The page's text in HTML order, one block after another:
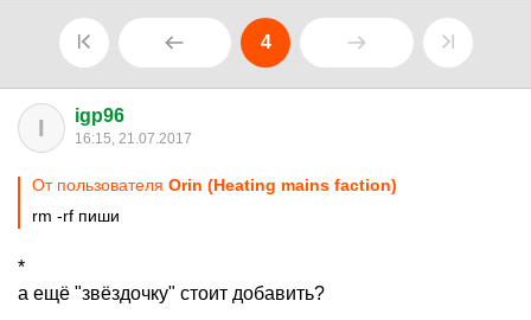
4
I igp96
16:15, 21.07.2017
От пользователя Orin (Heating mains faction)
rm -rf пиши
*
а ещё "звёздочку" стоит добавить?